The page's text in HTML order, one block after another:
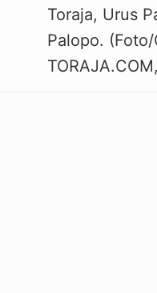
Toraja, Urus
Palopo.